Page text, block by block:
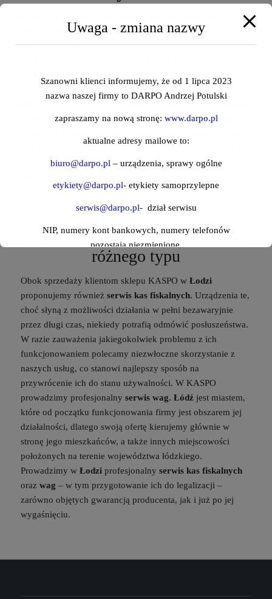
różnego rodzaju urządzenia rejestrujące, wykorzystywane w
celu prowadzenia zapisu obrotu należnego z wyniku
asortymentem w naszym sklepie. Dysponujemy bowiem
innymi jej rodzajami. Ofertę tworzą także urządzenia kodów
kreskowych, różne typy wag, zajmujemy się również
naprawa kas fiskalnych oraz wag
różnego typu
Obok sprzedaży klientom sklepu KASPO w Łodzi
proponujemy również serwis kas fiskalnych. Urządzenia te,
choć słyną z możliwości działania w pełni bezawaryjnie
przez długi czas, niekiedy potrafią odmówić posłuszeństwa.
W razie zauważenia jakiegokolwiek problemu z ich
funkcjonowaniem polecamy niezwłoczne skorzystanie z
naszych usług, co stanowi najlepszy sposób na
przywrócenie ich do stanu używalności. W KASPO
prowadzimy profesjonalny serwis wag. Łódźjest miastem,
które od początku funkcjonowania firmy jest obszarem jej
działalności, dlatego swoją ofertę kierujemy głównie w
stronę jego mieszkańców, a także innych miejscowości
położonych na terenie województwa łódzkiego.
Prowadzimy wŁodzi profesjonalny serwis kas fiskalnych
oraz wag – w tym przygotowanie ich do legalizacji –
zarówno objętych gwarancją producenta, jak i już po jej
wygaśnięciu.
Uwaga - zmiana nazwy
Szanowni klienci informujemy, że od 1 lipca 2023
nazwa naszej firmy to DARPO Andrzej Potulski
zapraszamy na nową stronę: www.darpo.pl
aktualne adresy mailowe to:
biuro@darpo.pl – urządzenia, sprawy ogólne
etykiety@darpo.pl- etykiety samoprzylepne
serwis@darpo.pl-dział serwisu
NIP, numery kont bankowych, numery telefonów
pozostają niezmienione.
Zespół DARPO
This will close in16seconds